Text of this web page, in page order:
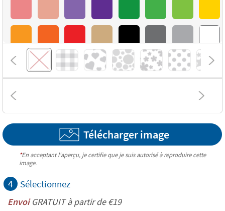
Télécharger image
*En acceptant l'aperçu, je certifie que je suis autorisé à reproduire cette
image.
4 Sélectionnez
EnvoiGRATUIT à partir de €19